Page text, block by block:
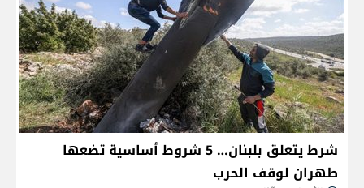
شرط يتعلق بلبنان… 5 شروط أساسية تضعها
طهران لوقف الحرب